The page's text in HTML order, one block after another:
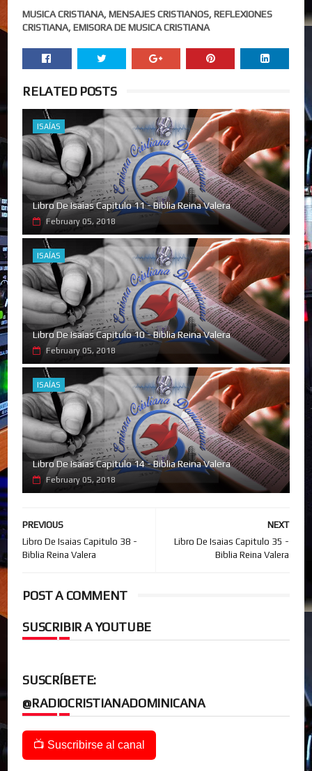
MUSICA CRISTIANA, MENSAJES CRISTIANOS, REFLEXIONES
CRISTIANA, EMISORA DE MUSICA CRISTIANA
RELATED POSTS
ISAÍAS
Libro De Isaias Capitulo 11 - Biblia Reina Valera
February 05, 2018
ISAÍAS
Libro De Isaias Capitulo 10 - Biblia Reina Valera
February 05, 2018
ISAÍAS
Libro De Isaias Capitulo 14 - Biblia Reina Valera
February 05, 2018
NEXT
Libro De Isaias Capitulo 35 -
Biblia Reina Valera
PREVIOUS
Libro De Isaias Capitulo 38 -
Biblia Reina Valera
POST A COMMENT
SUSCRIBIR A YOUTUBE
SUSCRÍBETE:
@RADIOCRISTIANADOMINICANA
📺 Suscribirse al canal